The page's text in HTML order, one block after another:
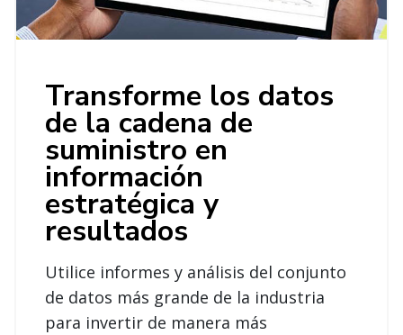
Transforme los datos
de la cadena de
suministro en
información
estratégica y
resultados
Utilice informes y análisis del conjunto
de datos más grande de la industria
para invertir de manera más